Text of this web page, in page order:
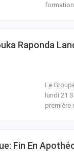
Raponda
Le
lundi 21
première
Fin En